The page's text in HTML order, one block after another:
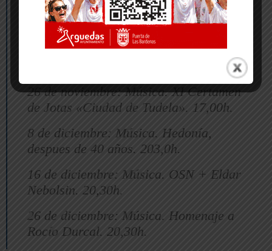
24 de noviembre: Teatro. Salir de
cuentas a los 50. 20,30h.
25 de noviembre: Ballet. La Bella
26 de noviembre: Música. XI Certamen
de Jotas «Ciudad de Tudela». 17,00h.
8 de diciembre: Música. Hedonía,
despues de 40 años. 203,0h.
16 de diciembre: Música. OSN + Eldar
Nebolsin. 20,30h.
26 de diciembre: Música. Homenaje a
Rocío Durcal. 20,30h.